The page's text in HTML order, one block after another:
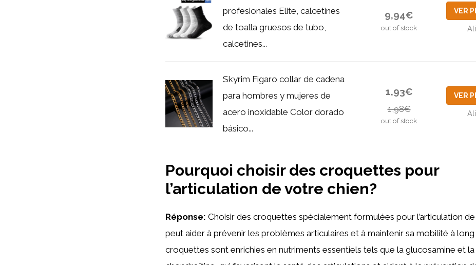
profesionales Elite, calcetines
de toalla gruesos de tubo,
calcetines...
9,94€
out of stock
VER
Skyrim Figaro collar de cadena
para hombres y mujeres de
acero inoxidable Color dorado
básico...
1,93€
1,98€
out of stock
VER
Pourquoi choisir des croquettes pour
l’articulation de votre chien?
Réponse: Choisir des croquettes spécialement formulées pour l’articulation
peut aider à prévenir les problèmes articulaires et à maintenir sa mobilité à
croquettes sont enrichies en nutriments essentiels tels que la glucosamine et la